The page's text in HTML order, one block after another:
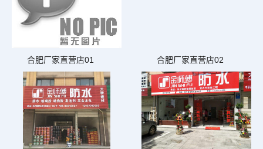
合肥厂家直营店01 合肥厂家直营店02